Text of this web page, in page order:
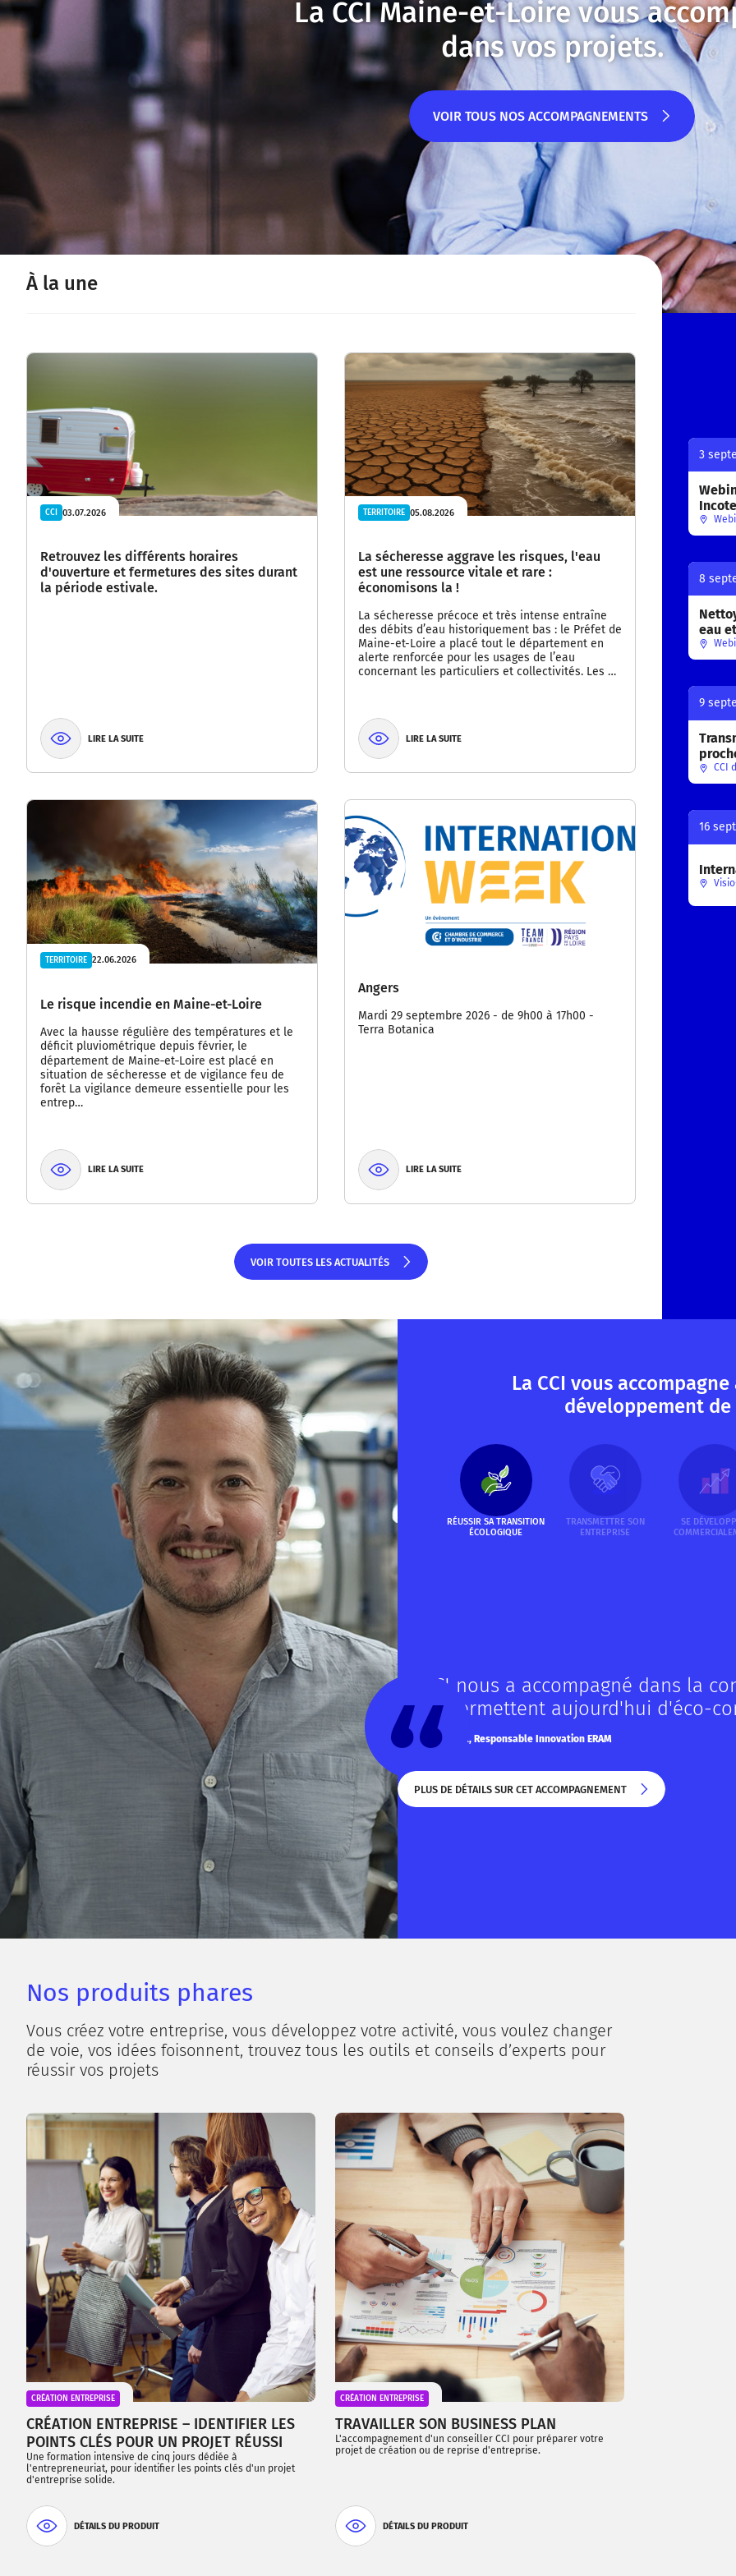
La CCI Maine-et-Loire vous
dans vos projets.
VOIR TOUS NOS ACCOMPAGNEMENTS
VOIR TOUS NOS ACCOMPAGNEMENTS
À la une
CCI 03.07.2026
Retrouvez les différents horaires
d'ouverture et fermetures des sites durant
la période estivale.
LIRE LA SUITE
TERRITOIRE 05.08.2026
La sécheresse aggrave les risques, l'eau
est une ressource vitale et rare :
économisons la !
La sécheresse précoce et très intense entraîne
des débits d’eau historiquement bas : le Préfet de
Maine-et-Loire a placé tout le département en
alerte renforcée pour les usages de l’eau
concernant les particuliers et collectivités. Les …
LIRE LA SUITE
TERRITOIRE 22.06.2026
Le risque incendie en Maine-et-Loire
Avec la hausse régulière des températures et le
déficit pluviométrique depuis février, le
département de Maine‑et‑Loire est placé en
situation de sécheresse et de vigilance feu de
forêt La vigilance demeure essentielle pour les
entrep…
LIRE LA SUITE
Angers
Mardi 29 septembre 2026 - de 9h00 à 17h00 -
Terra Botanica
LIRE LA SUITE
VOIR TOUTES LES ACTUALITÉS
3
8
eau
9
CCI
16
La CCI vous
développement
RÉUSSIR SA TRANSITION
ÉCOLOGIQUE
TRANSMETTRE SON
ENTREPRISE
SE
La CCI nous a accompagné dans la
nous permettent aujourd'hui d'éco-
Gauthier BEDEK, Responsable Innovation ERAM
PLUS DE DÉTAILS SUR CET ACCOMPAGNEMENT
Nos produits phares
Vous créez votre entreprise, vous développez votre activité, vous voulez changer
de voie, vos idées foisonnent, trouvez tous les outils et conseils d’experts pour
réussir vos projets
CRÉATION ENTREPRISE
CRÉATION ENTREPRISE – IDENTIFIER LES
POINTS CLÉS POUR UN PROJET RÉUSSI
Une formation intensive de cinq jours dédiée à
l'entrepreneuriat, pour identifier les points clés d'un projet
d'entreprise solide.
DÉTAILS DU PRODUIT
CRÉATION ENTREPRISE
TRAVAILLER SON BUSINESS PLAN
L'accompagnement d'un conseiller CCI pour préparer votre
projet de création ou de reprise d'entreprise.
DÉTAILS DU PRODUIT